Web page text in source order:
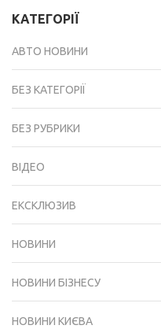
КАТЕГОРІЇ
АВТО НОВИНИ
БЕЗ КАТЕГОРІЇ
БЕЗ РУБРИКИ
ВІДЕО
ЕКСКЛЮЗИВ
НОВИНИ
НОВИНИ БІЗНЕСУ
НОВИНИ КИЄВА